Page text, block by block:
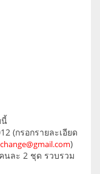
นี้
(กรอกรายละเอียด
)
นละ 2 ชุด รวบรวม